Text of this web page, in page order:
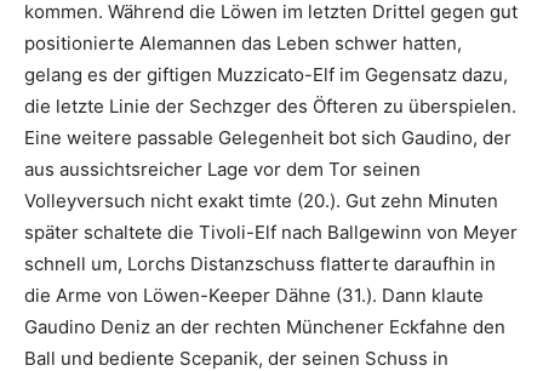
kommen. Während die Löwen im letzten Drittel gegen gut
positionierte Alemannen das Leben schwer hatten,
gelang es der giftigen Muzzicato-Elf im Gegensatz dazu,
die letzte Linie der Sechzger des Öfteren zu überspielen.
Eine weitere passable Gelegenheit bot sich Gaudino, der
aus aussichtsreicher Lage vor dem Tor seinen
Volleyversuch nicht exakt timte (20.). Gut zehn Minuten
später schaltete die Tivoli-Elf nach Ballgewinn von Meyer
schnell um, Lorchs Distanzschuss flatterte daraufhin in
die Arme von Löwen-Keeper Dähne (31.). Dann klaute
Gaudino Deniz an der rechten Münchener Eckfahne den
Ball und bediente Scepanik, der seinen Schuss in